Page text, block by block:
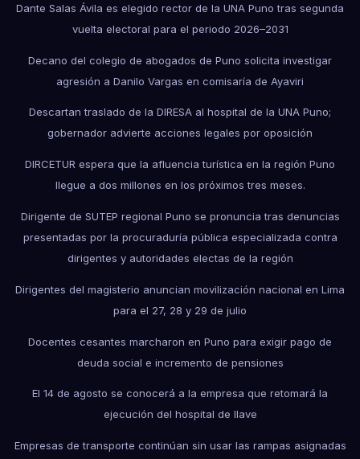
Dante Salas Ávila es elegido rector de la UNA Puno tras segunda
vuelta electoral para el periodo 2026–2031
Decano del colegio de abogados de Puno solicita investigar
agresión a Danilo Vargas en comisaría de Ayaviri
Descartan traslado de la DIRESA al hospital de la UNA Puno;
gobernador advierte acciones legales por oposición
DIRCETUR espera que la afluencia turística en la región Puno
llegue a dos millones en los próximos tres meses.
Dirigente de SUTEP regional Puno se pronuncia tras denuncias
presentadas por la procuraduría pública especializada contra
dirigentes y autoridades electas de la región
Dirigentes del magisterio anuncian movilización nacional en Lima
para el 27, 28 y 29 de julio
Docentes cesantes marcharon en Puno para exigir pago de
deuda social e incremento de pensiones
El 14 de agosto se conocerá a la empresa que retomará la
ejecución del hospital de Ilave
Empresas de transporte continúan sin usar las rampas asignadas